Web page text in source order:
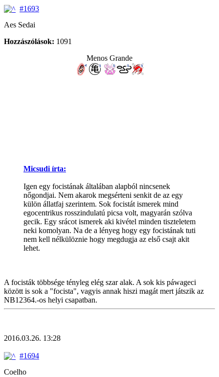
#1693
Aes Sedai
Hozzászólások: 1091
Menos Grande
Micsudi írta:
Igen egy focistának általában alapból nincsenek
nőgondjai. Nem akarok megsérteni senkit de az egy
külön állatfaj szerintem. Sok focistát ismerek mind
egocentrikus rosszindulatú picsa volt, magyarán szólva
gecik. Egy srácot ismerek aki kivétel minden tiszteletem
neki komolyan. Na de a lényeg hogy egy focistának tuti
nem kell nélkülöznie hogy megdugja az első csajt akit
lehet.
A focisták többsége tényleg elég szar alak. A sok kis páwageci
között is sok a "focista", vagyis annak hiszi magát mert játszik az
NB12364.-os helyi csapatban.
2016.03.26. 13:28
#1694
Coelho